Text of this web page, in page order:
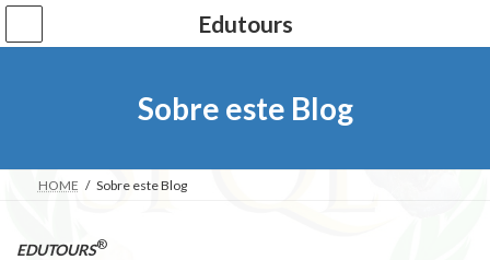
Saltar
contenido
Saltar
la
Edutours
Sobre este Blog
HOME Sobre este Blog
EDUTOURS®